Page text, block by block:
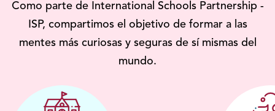
Como parte de International Schools Partnership -
ISP, compartimos el objetivo de formar a las
mentes más curiosas y seguras de sí mismas del
mundo.